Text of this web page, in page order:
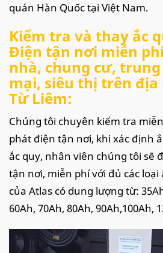
quán Hàn Quốc tại Việt Nam.
Kiểm tra và thay ắc
Điện tận nơi miễn
nhà, chung cư,
mại, siêu thị trên địa
Từ Liêm:
Chúng tôi chuyên kiểm tra
phát điện tận nơi, khi xác định
ắc quy, nhân viên chúng tôi sẽ
tận nơi, miễn phí với đủ các loại
của Atlas có dung lượng từ:
60Ah, 70Ah, 80Ah, 90Ah,100Ah,